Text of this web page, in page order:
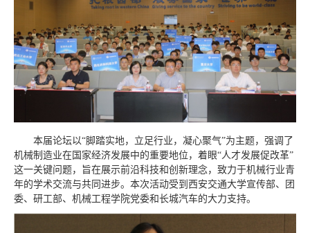
本届论坛以“脚踏实地，立足行业，凝心聚气”为主题，强调了
机械制造业在国家经济发展中的重要地位，着眼“人才发展促改革”
这一关键问题，旨在展示前沿科技和创新理念，致力于机械行业青
年的学术交流与共同进步。本次活动受到西安交通大学宣传部、团
委、研工部、机械工程学院党委和长城汽车的大力支持。